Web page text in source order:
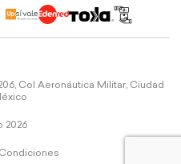
Col Aeronáutica Militar, Ciudad
2026